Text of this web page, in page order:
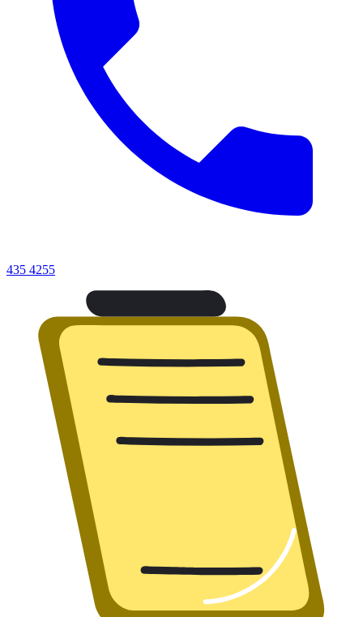
435 4255